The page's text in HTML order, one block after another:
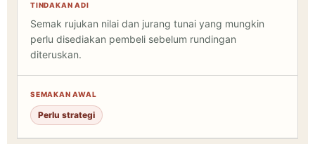
Semak rujukan nilai dan jurang tunai yang mungkin
perlu disediakan pembeli sebelum rundingan
diteruskan.
Perlu strategi